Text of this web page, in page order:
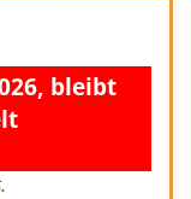
bleibt